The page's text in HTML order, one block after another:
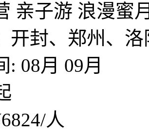
亲子游 浪漫蜜
开封、郑州、洛
: 08月 09月
人